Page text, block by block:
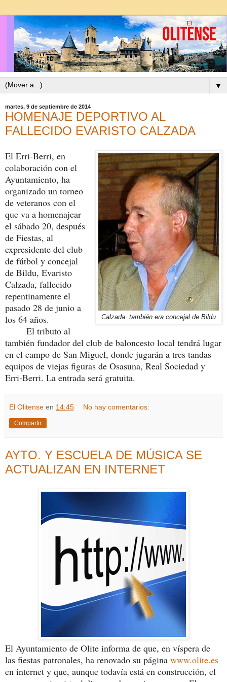
▼
martes, 9 de septiembre de 2014
HOMENAJE DEPORTIVO AL
FALLECIDO EVARISTO CALZADA
Calzada también era concejal de Bildu
El Erri-Berri, en
colaboración con el
Ayuntamiento, ha
organizado un torneo
de veteranos con el
que va a homenajear
el sábado 20, después
de Fiestas, al
expresidente del club
de fútbol y concejal
de Bildu, Evaristo
Calzada, fallecido
repentinamente el
pasado 28 de junio a
los 64 años.
El tributo al
también fundador del club de baloncesto local tendrá lugar
en el campo de San Miguel, donde jugarán a tres tandas
equipos de viejas figuras de Osasuna, Real Sociedad y
Erri-Berri. La entrada será gratuita.
El Olitense en 14:45 No hay comentarios:
Compartir
AYTO. Y ESCUELA DE MÚSICA SE
ACTUALIZAN EN INTERNET
El Ayuntamiento de Olite informa de que, en víspera de
las fiestas patronales, ha renovado su página www.olite.es
en internet y que, aunque todavía está en construcción, el